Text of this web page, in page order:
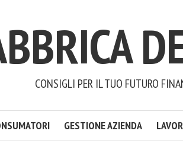
CONSIGLI PER IL TUO FUTURO
GESTIONE AZIENDA